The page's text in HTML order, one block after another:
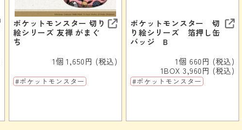
ポケットモンスター 切り
絵シリーズ 友禅 がまぐ
ち
1個 1,650円 (税込)
#ポケットモンスター
ポケットモンスター 切
り絵シリーズ 箔押し缶
バッジ B
1個 660円 (税込)
1BOX 3,960円 (税込)
#ポケットモンスター